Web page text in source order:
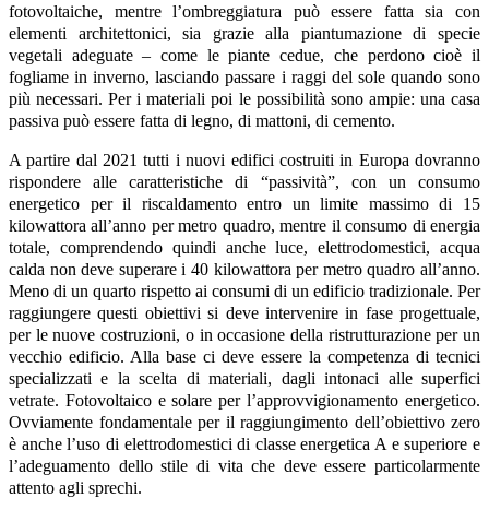
fotovoltaiche, mentre l’ombreggiatura può essere fatta sia con
elementi architettonici, sia grazie alla piantumazione di specie
vegetali adeguate – come le piante cedue, che perdono cioè il
fogliame in inverno, lasciando passare i raggi del sole quando sono
più necessari. Per i materiali poi le possibilità sono ampie: una casa
passiva può essere fatta di legno, di mattoni, di cemento.
A partire dal 2021 tutti i nuovi edifici costruiti in Europa dovranno
rispondere alle caratteristiche di “passività”, con un consumo
energetico per il riscaldamento entro un limite massimo di 15
kilowattora all’anno per metro quadro, mentre il consumo di energia
totale, comprendendo quindi anche luce, elettrodomestici, acqua
calda non deve superare i 40 kilowattora per metro quadro all’anno.
Meno di un quarto rispetto ai consumi di un edificio tradizionale. Per
raggiungere questi obiettivi si deve intervenire in fase progettuale,
per le nuove costruzioni, o in occasione della ristrutturazione per un
vecchio edificio. Alla base ci deve essere la competenza di tecnici
specializzati e la scelta di materiali, dagli intonaci alle superfici
vetrate. Fotovoltaico e solare per l’approvvigionamento energetico.
Ovviamente fondamentale per il raggiungimento dell’obiettivo zero
è anche l’uso di elettrodomestici di classe energetica A e superiore e
l’adeguamento dello stile di vita che deve essere particolarmente
attento agli sprechi.